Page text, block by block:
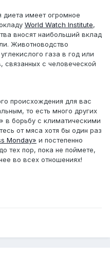
диета имеет огромное
World Watch Institute,
вносят наибольший вклад
Животноводство
газа в год или
связанных с человеческой
происхождения для вас
то есть много других
в борьбу с климатическими
от мяса хотя бы один раз
Monday» и постепенно
тех пор, пока не поймете,
во всех отношениях!